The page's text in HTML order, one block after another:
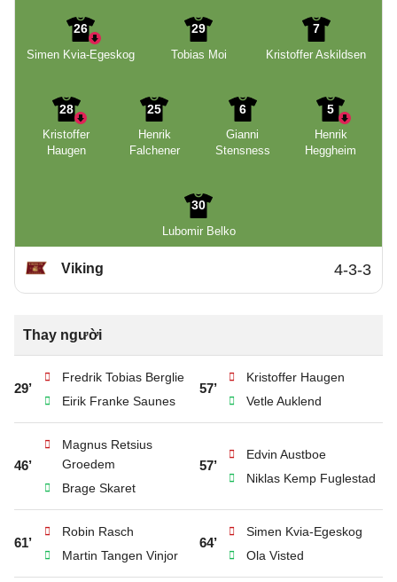
26
Simen Kvia-Egeskog
29
Tobias Moi
7
Kristoffer Askildsen
28
Kristoffer
Haugen
25
Henrik
Falchener
6
Gianni
Stensness
5
Henrik
Heggheim
30
Lubomir Belko
Viking 4-3-3
Thay người
29’
Fredrik Tobias Berglie
Eirik Franke Saunes
57’
Kristoffer Haugen
Vetle Auklend
46’
Magnus Retsius
Groedem
Brage Skaret
57’
Edvin Austboe
Niklas Kemp Fuglestad
61’
Robin Rasch
Martin Tangen Vinjor
64’
Simen Kvia-Egeskog
Ola Visted